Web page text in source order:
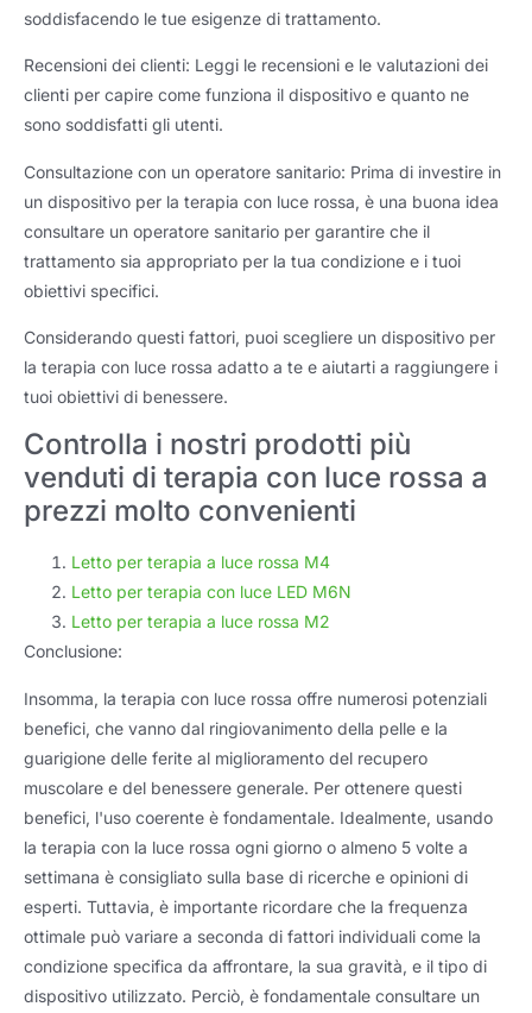
soddisfacendo le tue esigenze di trattamento.
Recensioni dei clienti: Leggi le recensioni e le valutazioni dei
clienti per capire come funziona il dispositivo e quanto ne
sono soddisfatti gli utenti.
Consultazione con un operatore sanitario: Prima di investire in
un dispositivo per la terapia con luce rossa, è una buona idea
consultare un operatore sanitario per garantire che il
trattamento sia appropriato per la tua condizione e i tuoi
obiettivi specifici.
Considerando questi fattori, puoi scegliere un dispositivo per
la terapia con luce rossa adatto a te e aiutarti a raggiungere i
tuoi obiettivi di benessere.
Controlla i nostri prodotti più
venduti di terapia con luce rossa a
prezzi molto convenienti
Letto per terapia a luce rossa M4
Letto per terapia con luce LED M6N
Letto per terapia a luce rossa M2
Conclusione:
Insomma, la terapia con luce rossa offre numerosi potenziali
benefici, che vanno dal ringiovanimento della pelle e la
guarigione delle ferite al miglioramento del recupero
muscolare e del benessere generale. Per ottenere questi
benefici, l'uso coerente è fondamentale. Idealmente, usando
la terapia con la luce rossa ogni giorno o almeno 5 volte a
settimana è consigliato sulla base di ricerche e opinioni di
esperti. Tuttavia, è importante ricordare che la frequenza
ottimale può variare a seconda di fattori individuali come la
condizione specifica da affrontare, la sua gravità, e il tipo di
dispositivo utilizzato. Perciò, è fondamentale consultare un